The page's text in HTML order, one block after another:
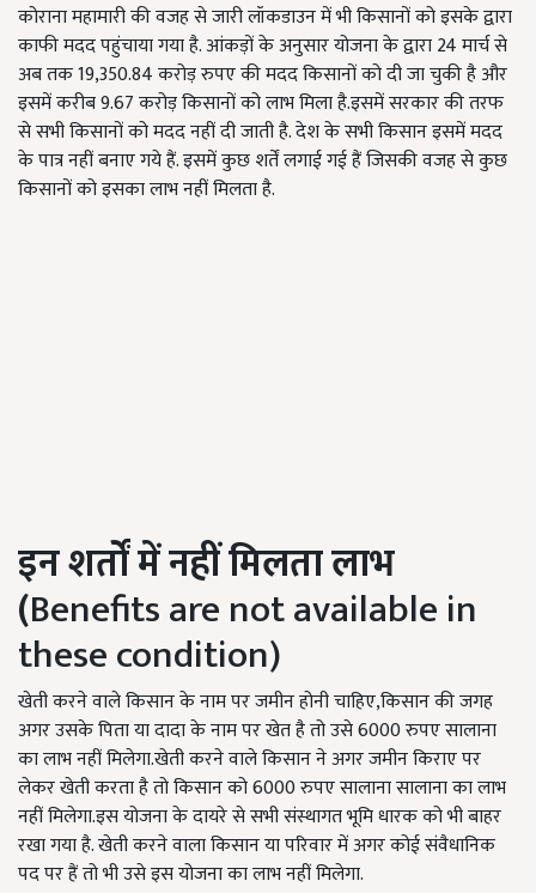
कोराना महामारी की वजह से जारी लॉकडाउन में भी किसानों को इसके द्वारा
काफी मदद पहुंचाया गया है. आंकड़ों के अनुसार योजना के द्वारा 24 मार्च से
अब तक 19,350.84 करोड़ रुपए की मदद किसानों को दी जा चुकी है और
इसमें करीब 9.67 करोड़ किसानों को लाभ मिला है.इसमें सरकार की तरफ
से सभी किसानों को मदद नहीं दी जाती है. देश के सभी किसान इसमें मदद
के पात्र नहीं बनाए गये हैं. इसमें कुछ शर्तें लगाई गई हैं जिसकी वजह से कुछ
किसानों को इसका लाभ नहीं मिलता है.
इन शर्तों में नहीं मिलता लाभ
(Benefits are not available in
these condition)
खेती करने वाले किसान के नाम पर जमीन होनी चाहिए,किसान की जगह
अगर उसके पिता या दादा के नाम पर खेत है तो उसे 6000 रुपए सालाना
का लाभ नहीं मिलेगा.खेती करने वाले किसान ने अगर जमीन किराए पर
लेकर खेती करता है तो किसान को 6000 रुपए सालाना सालाना का लाभ
नहीं मिलेगा.इस योजना के दायरे से सभी संस्थागत भूमि धारक को भी बाहर
रखा गया है. खेती करने वाला किसान या परिवार में अगर कोई संवैधानिक
पद पर हैं तो भी उसे इस योजना का लाभ नहीं मिलेगा.